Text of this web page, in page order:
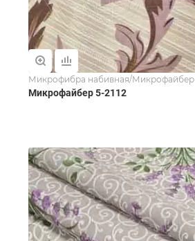
Микрофибра набивная/Микрофайбер
Микрофайбер 5-2112